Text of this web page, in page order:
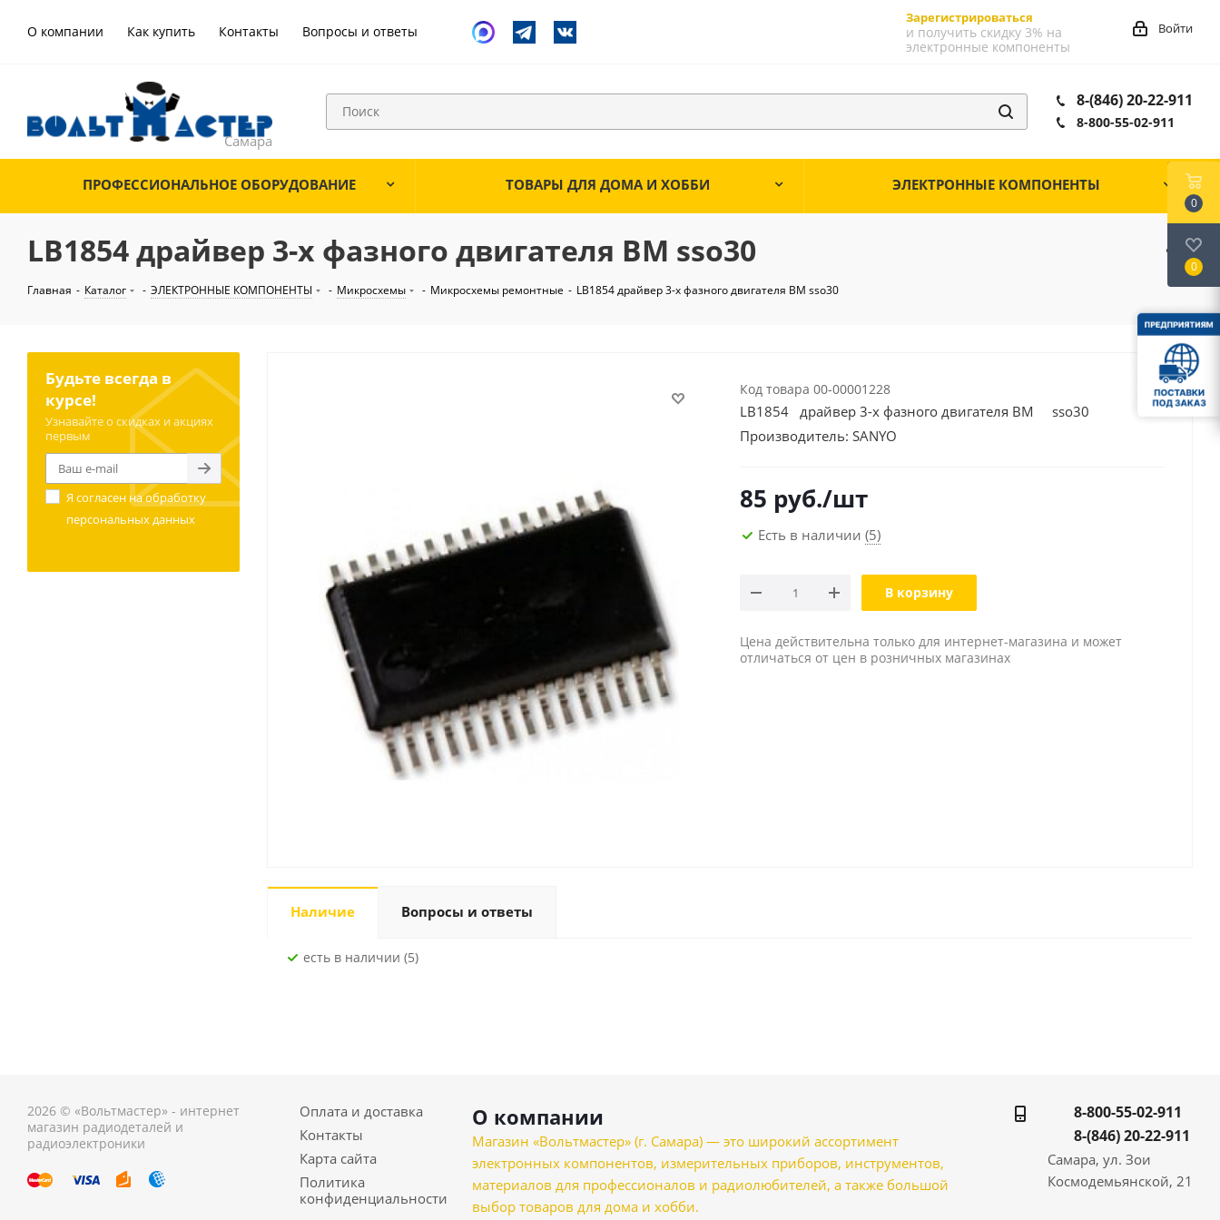
О компании Как купить Контакты Вопросы и ответы
Зарегистрироваться
и получить скидку 3% на
электронные компоненты
Войти
8-(846) 20-22-911
8-800-55-02-911
ПРОФЕССИОНАЛЬНОЕ ОБОРУДОВАНИЕ ТОВАРЫ ДЛЯ ДОМА И ХОББИ ЭЛЕКТРОННЫЕ КОМПОНЕНТЫ
LB1854 драйвер 3-х фазного двигателя ВМ sso30
Главная - Каталог - ЭЛЕКТРОННЫЕ КОМПОНЕНТЫ - Микросхемы - Микросхемы ремонтные - LB1854 драйвер 3-х фазного двигателя ВМ sso30
Код товара 00-00001228
LB1854 драйвер 3-х фазного двигателя ВМ sso30
Производитель: SANYO
85 руб./шт
Есть в наличии (5)
В корзину
Цена действительна только для интернет-магазина и может
отличаться от цен в розничных магазинах
Наличие Вопросы и ответы
Есть в наличии (5)
Будьте всегда в
курсе!
Узнавайте о скидках и акциях
первым
Я согласен наобработку
персональных данных
2026 © «Вольтмастер» - интернет
магазин радиодеталей и
радиоэлектроники
Оплата и доставка
Контакты
Карта сайта
Политика
конфиденциальности
О компании
Магазин «Вольтмастер» (г. Самара) — это широкий ассортимент
электронных компонентов, измерительных приборов, инструментов,
материалов для профессионалов и радиолюбителей, а также большой
выбор товаров для дома и хобби.
8-800-55-02-911
8-(846) 20-22-911
Самара, ул. Зои
Космодемьянской, 21
0
0